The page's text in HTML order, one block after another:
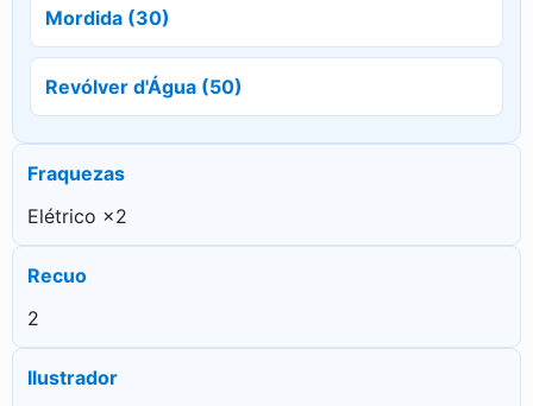
Mordida (30)
Revólver d'Água (50)
Fraquezas
Elétrico ×2
Recuo
2
Ilustrador